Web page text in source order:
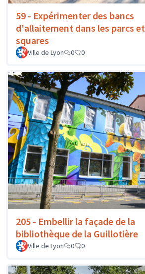
59 - Expérimenter des bancs
d'allaitement dans les parcs et
squares
Ville de Lyon 0 0
205 - Embellir la façade de la
bibliothèque de la Guillotière
Ville de Lyon 0 0